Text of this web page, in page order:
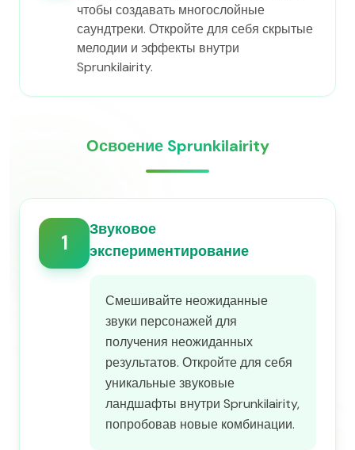
чтобы создавать многослойные
саундтреки. Откройте для себя скрытые
мелодии и эффекты внутри
Sprunkilairity.
Освоение Sprunkilairity
1
Звуковое
экспериментирование
Смешивайте неожиданные
звуки персонажей для
получения неожиданных
результатов. Откройте для себя
уникальные звуковые
ландшафты внутри Sprunkilairity,
попробовав новые комбинации.